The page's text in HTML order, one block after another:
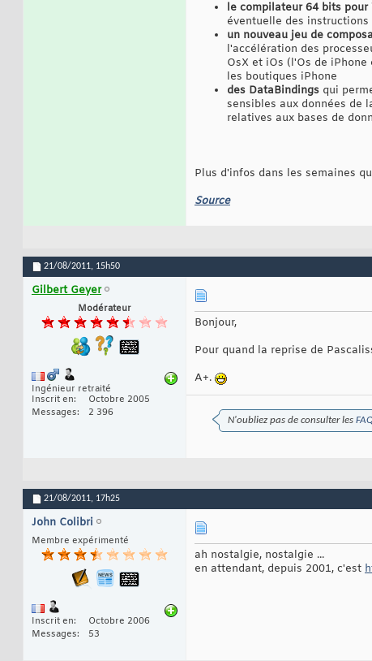
le compilateur 64 bits
éventuelle des
un nouveau jeu de
l'accélération des
OsX et iOs (l'Os de
les boutiques iPhone
des DataBindings qui
sensibles aux données de
relatives aux bases de
Plus d'infos dans les semaines
Source
21/08/2011, 15h50
Gilbert Geyer
Modérateur
Ingénieur retraité
Inscrit en
Octobre 2005
Messages
2 396
Bonjour,
Pour quand la reprise de
A+.
N'oubliez pas de consulter les
21/08/2011, 17h25
John Colibri
Membre expérimenté
Inscrit en
Octobre 2006
Messages
53
ah nostalgie, nostalgie ...
en attendant, depuis 2001, c'est